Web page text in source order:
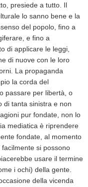
presiede a tutto. Il
lo sanno bene e la
del popolo, fino a
e fino a
di applicare le leggi,
di nuove con le loro
La propaganda
la corda del
passare per libertà, o
di tanta sinistra e non
pur fondate, non lo
mediatica è riprendere
fondate, al momento
facilmente si possono
usare il termine
i ochi) della gente.
della vicenda